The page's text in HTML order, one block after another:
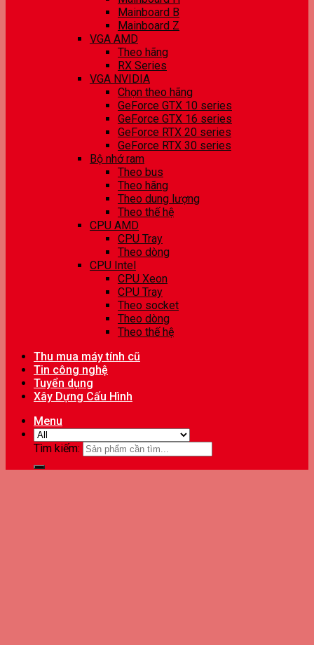
Mainboard B
Mainboard Z
VGA AMD
Theo hãng
RX Series
VGA NVIDIA
Chọn theo hãng
GeForce GTX 10 series
GeForce GTX 16 series
GeForce RTX 20 series
GeForce RTX 30 series
Bộ nhớ ram
Theo bus
Theo hãng
Theo dung lượng
Theo thế hệ
CPU AMD
CPU Tray
Theo dòng
CPU Intel
CPU Xeon
CPU Tray
Theo socket
Theo dòng
Theo thế hệ
Thu mua máy tính cũ
Tin công nghệ
Tuyển dụng
Xây Dựng Cấu Hình
Menu
Tìm kiếm: